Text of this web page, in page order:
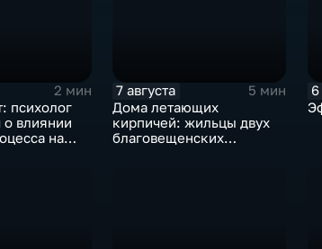
2 мин
психолог
о влиянии
на
7 августа
5 мин
Дома летающих
кирпичей: жильцы двух
благовещенских
6